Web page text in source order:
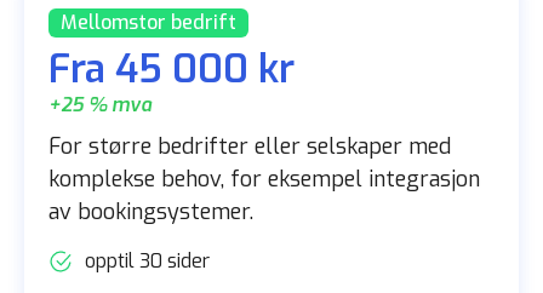
Mellomstor bedrift
Fra 45 000 kr
+25 % mva
For større bedrifter eller selskaper med
komplekse behov, for eksempel integrasjon
av bookingsystemer.
opptil 30 sider